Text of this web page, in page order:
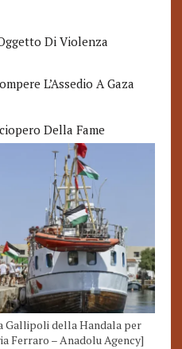
Di Violenza
L’Assedio A Gaza
Della Fame
Gallipoli della Handala per
Ferraro – Anadolu Agency]